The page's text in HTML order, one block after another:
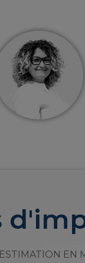
ESTIMATION EN